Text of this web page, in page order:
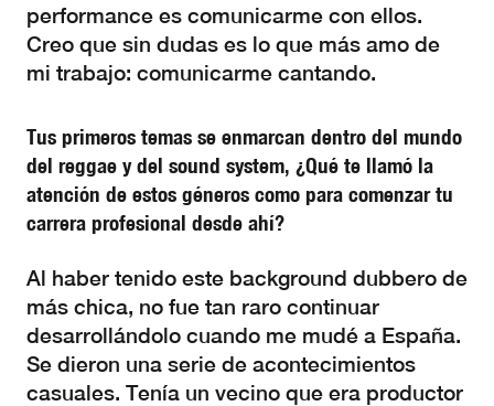
performance es comunicarme con ellos.
Creo que sin dudas es lo que más amo de
mi trabajo: comunicarme cantando.
Tus primeros temas se enmarcan dentro del mundo
del reggae y del sound system, ¿Qué te llamó la
atención de estos géneros como para comenzar tu
carrera profesional desde ahí?
Al haber tenido este background dubbero de
más chica, no fue tan raro continuar
desarrollándolo cuando me mudé a España.
Se dieron una serie de acontecimientos
casuales. Tenía un vecino que era productor